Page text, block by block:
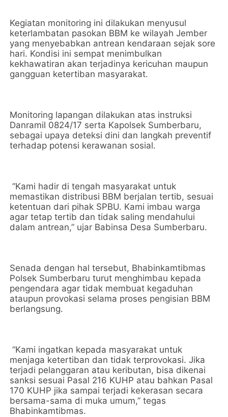
Kegiatan monitoring ini dilakukan menyusul
keterlambatan pasokan BBM ke wilayah Jember
yang menyebabkan antrean kendaraan sejak sore
hari. Kondisi ini sempat menimbulkan
kekhawatiran akan terjadinya kericuhan maupun
gangguan ketertiban masyarakat.
Monitoring lapangan dilakukan atas instruksi
Danramil 0824/17 serta Kapolsek Sumberbaru,
sebagai upaya deteksi dini dan langkah preventif
terhadap potensi kerawanan sosial.
“Kami hadir di tengah masyarakat untuk
memastikan distribusi BBM berjalan tertib, sesuai
ketentuan dari pihak SPBU. Kami imbau warga
agar tetap tertib dan tidak saling mendahului
dalam antrean,” ujar Babinsa Desa Sumberbaru.
Senada dengan hal tersebut, Bhabinkamtibmas
Polsek Sumberbaru turut menghimbau kepada
pengendara agar tidak membuat kegaduhan
ataupun provokasi selama proses pengisian BBM
berlangsung.
“Kami ingatkan kepada masyarakat untuk
menjaga ketertiban dan tidak terprovokasi. Jika
terjadi pelanggaran atau keributan, bisa dikenai
sanksi sesuai Pasal 216 KUHP atau bahkan Pasal
170 KUHP jika sampai terjadi kekerasan secara
bersama-sama di muka umum,” tegas
Bhabinkamtibmas.